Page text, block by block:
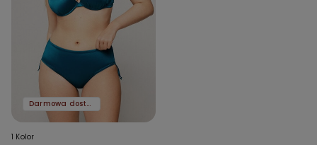
Darmowa dostawa
1 Kolor